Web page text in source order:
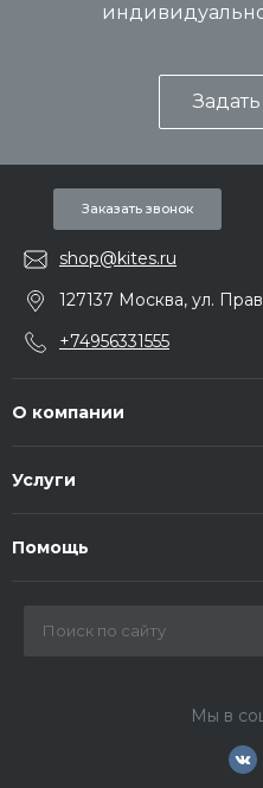
Заказать звонок
shop@kites.ru
127137 Москва, ул.
+74956331555
О компании
Услуги
Помощь
Мы в